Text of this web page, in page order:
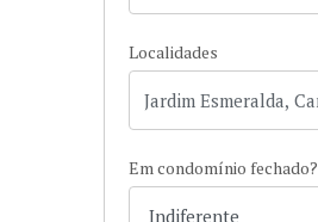
Localidades
Em condomínio fechado?